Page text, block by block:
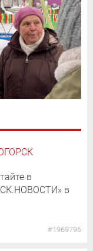
в
в
#1969796